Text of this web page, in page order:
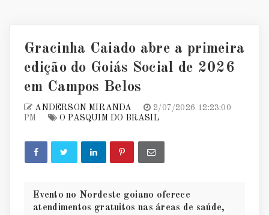
Gracinha Caiado abre a primeira
edição do Goiás Social de 2026
em Campos Belos
ANDERSON MIRANDA
2/07/2026 12:23:00
PM
O PASQUIM DO BRASIL
Evento no Nordeste goiano oferece
atendimentos gratuitos nas áreas de saúde,